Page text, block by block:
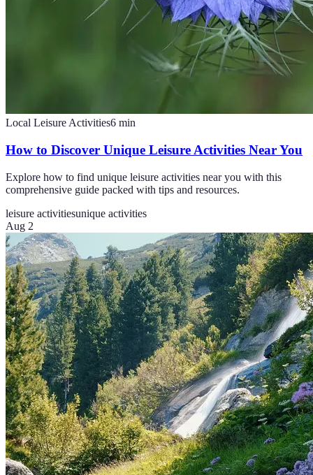
Local Leisure Activities6 min
How to Discover Unique Leisure Activities Near You
Explore how to find unique leisure activities near you with this
comprehensive guide packed with tips and resources.
leisure activitiesunique activities
Aug 2